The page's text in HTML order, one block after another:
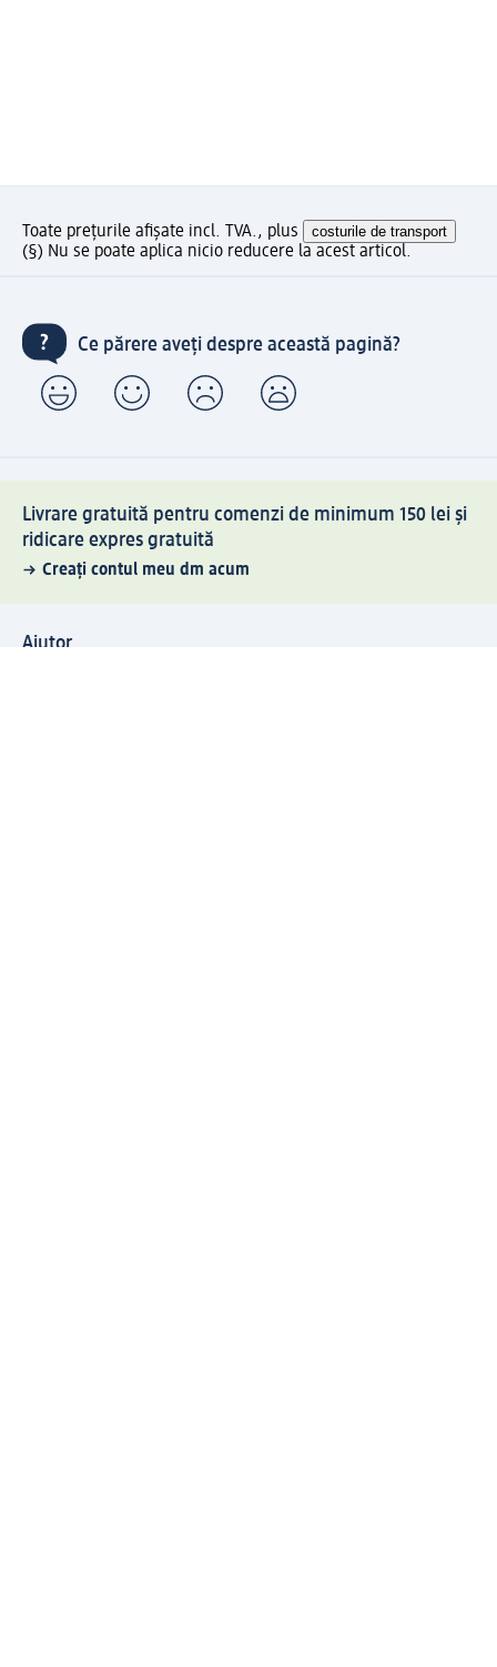
Toate prețurile afișate incl. TVA., plus costurile de transport
(§) Nu se poate aplica nicio reducere la acest articol.
Ce părere aveți despre această pagină?
Livrare gratuită pentru comenzi de minimum 150 lei și
ridicare expres gratuită
Creați contul meu dm acum
Ajutor